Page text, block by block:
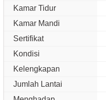
Kamar Tidur
Kamar Mandi
Sertifikat
Kondisi
Kelengkapan
Jumlah Lantai